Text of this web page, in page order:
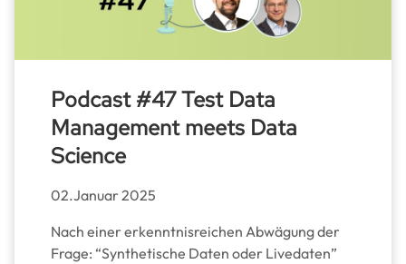
Podcast #47 Test Data
Management meets Data
Science
02.Januar 2025
Nach einer erkenntnisreichen Abwägung der
Frage: “Synthetische Daten oder Livedaten”